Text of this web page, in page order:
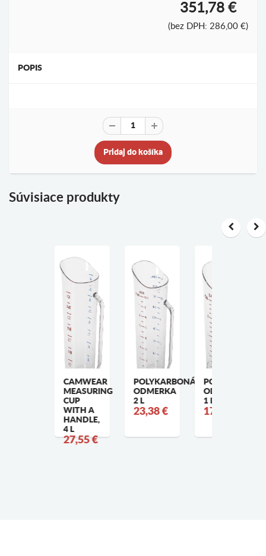
351,78 €
(bez DPH: 286,00 €)
POPIS
Pridaj do košíka
Súvisiace produkty
CAMWEAR
MEASURING
CUP
WITH A
HANDLE,
4 L
27,55 €
POLYKARBONÁTOVÁ
ODMERKA
2 L
23,38 €
ODMERKA
1 L
17,00 €